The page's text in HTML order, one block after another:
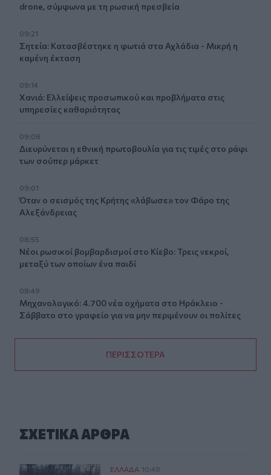
drone, σύμφωνα με τη ρωσική πρεσβεία
09:21
Σητεία: Κατασβέστηκε η φωτιά στα Αχλάδια - Μικρή η
καμένη έκταση
09:14
Χανιά: Ελλείψεις προσωπικού και προβλήματα στις
υπηρεσίες καθαριότητας
09:08
Διευρύνεται η εθνική πρωτοβουλία για τις τιμές στο ράφι
των σούπερ μάρκετ
09:01
Όταν ο σεισμός της Κρήτης «λάβωσε» τον Φάρο της
Αλεξάνδρειας
08:55
Νέοι ρωσικοί βομβαρδισμοί στο Κίεβο: Τρεις νεκροί,
μεταξύ των οποίων ένα παιδί
08:49
Μηχανολογικό: 4.700 νέα οχήματα στο Ηράκλειο -
Σάββατο στο γραφείο για να μην περιμένουν οι πολίτες
ΠΕΡΙΣΣΟΤΕΡΑ
ΣΧΕΤΙΚA AΡΘΡΑ
Χαρδαλιάς: Καμία ανεμογεννήτρια σε καμένες και
ΕΛΛAΔΑ 10:48